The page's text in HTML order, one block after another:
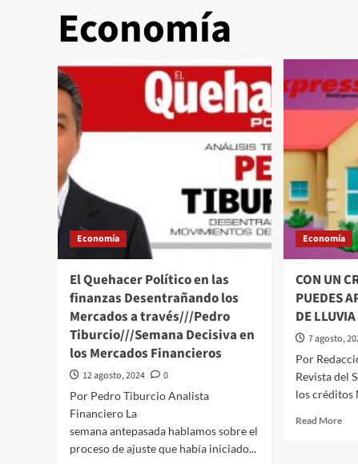
Economía
Economía
El Quehacer Político en las
finanzas Desentrañando los
Mercados a través///Pedro
Tiburcio///Semana Decisiva en
los Mercados Financieros
12 agosto, 2024
0
Por Pedro Tiburcio Analista
Financiero La
semana antepasada hablamos sobre el
proceso de ajuste que había iniciado...
Economía
CON UN
PUEDES
DE LLUVIA
7 agosto,
Por
Revista del
los créditos
Read MoreRead